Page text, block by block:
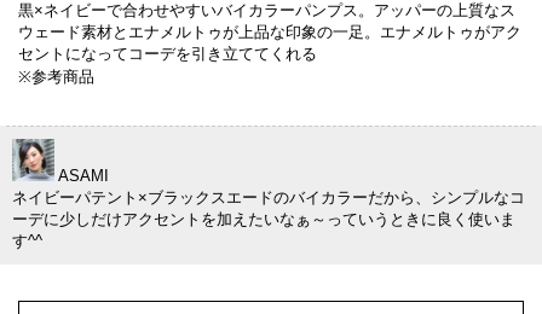
黒×ネイビーで合わせやすいバイカラーパンプス。アッパーの上質なス
ウェード素材とエナメルトゥが上品な印象の一足。エナメルトゥがアク
セントになってコーデを引き立ててくれる
※参考商品
ASAMI
ネイビーパテント×ブラックスエードのバイカラーだから、シンプルなコ
ーデに少しだけアクセントを加えたいなぁ～っていうときに良く使いま
す^^